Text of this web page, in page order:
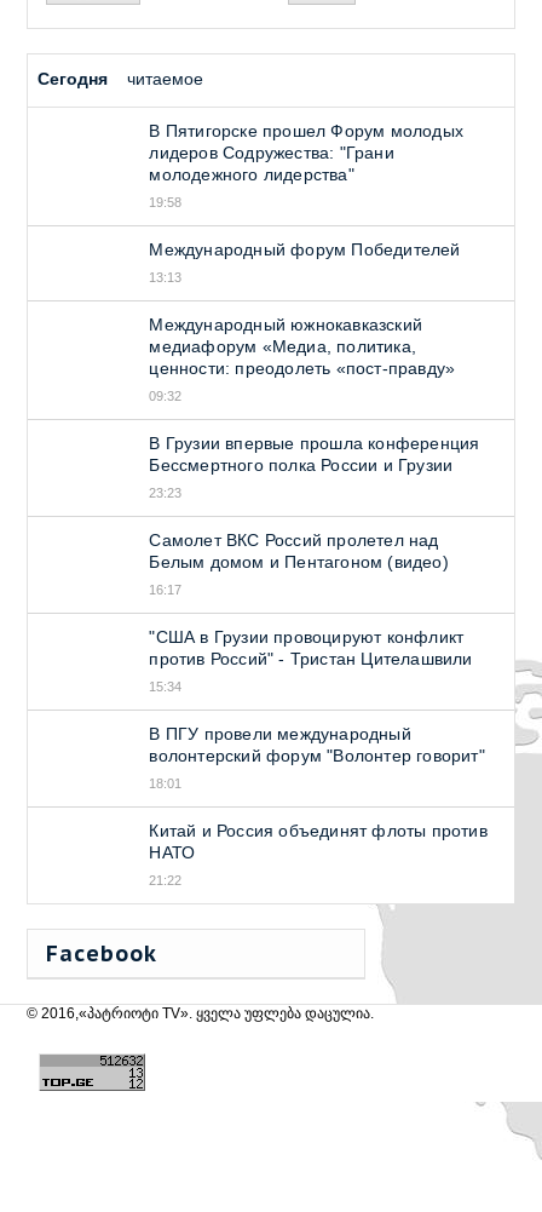
Сегодня читаемое
В Пятигорске прошел Форум молодых
лидеров Содружества: "Грани
молодежного лидерства"
19:58
Международный форум Победителей
13:13
Международный южнокавказский
медиафорум «Медиа, политика,
ценности: преодолеть «пост-правду»
09:32
В Грузии впервые прошла конференция
Бессмертного полка России и Грузии
23:23
Самолет ВКС Россий пролетел над
Белым домом и Пентагоном (видео)
16:17
"США в Грузии провоцируют конфликт
против Россий" - Тристан Цителашвили
15:34
В ПГУ провели международный
волонтерский форум "Волонтер говорит"
18:01
Китай и Россия объединят флоты против
НАТО
21:22
Facebook
© 2016,«პატრიოტი TV». ყველა უფლება დაცულია.